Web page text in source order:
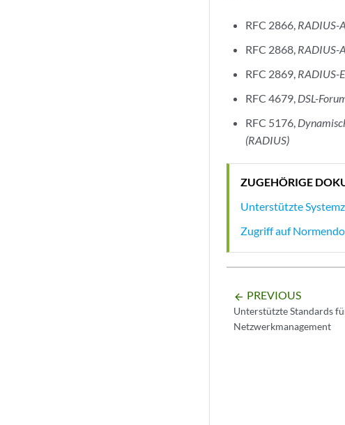
RFC 2866, RADIUS-
RFC 2868, RADIUS-
RFC 2869, RADIUS-
RFC 4679, DSL-
RFC 5176,
(RADIUS)
ZUGEHÖRIGE
Unterstützte
Zugriff auf
arrow_backward PREVIOUS
Unterstützte Standards
Netzwerkmanagement